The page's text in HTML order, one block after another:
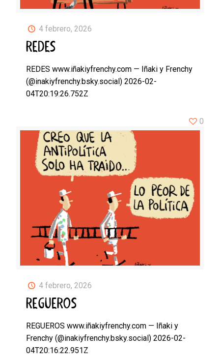
4 febrero, 2026
REDES
REDES www.iñakiyfrenchy.com — Iñaki y Frenchy
(@inakiyfrenchy.bsky.social) 2026-02-
04T20:19:26.752Z
4 febrero, 2026
REGUEROS
REGUEROS www.iñakiyfrenchy.com — Iñaki y
Frenchy (@inakiyfrenchy.bsky.social) 2026-02-
04T20:16:22.951Z
0